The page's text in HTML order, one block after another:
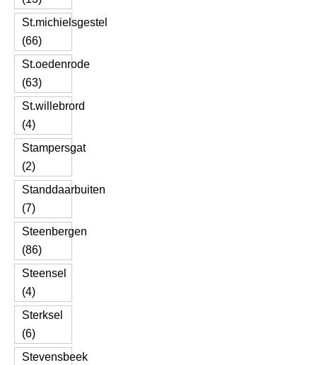
St.michielsgestel
(66)
St.oedenrode
(63)
St.willebrord
(4)
Stampersgat
(2)
Standdaarbuiten
(7)
Steenbergen
(86)
Steensel
(4)
Sterksel
(6)
Stevensbeek